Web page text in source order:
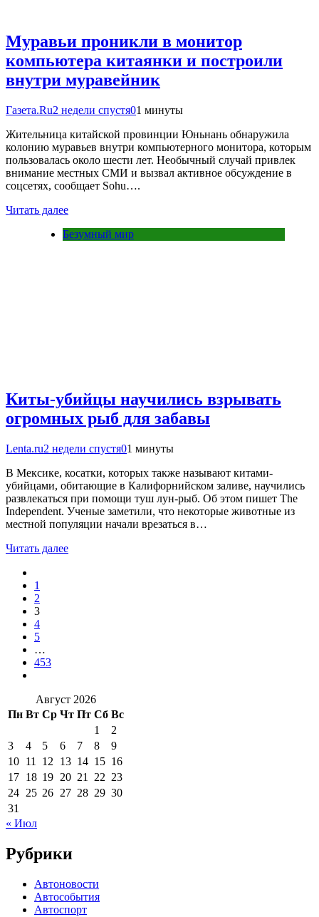
Муравьи проникли в монитор
компьютера китаянки и построили
внутри муравейник
Газета.Ru2 недели спустя01 минуты
Жительница китайской провинции Юньнань обнаружила
колонию муравьев внутри компьютерного монитора, которым
пользовалась около шести лет. Необычный случай привлек
внимание местных СМИ и вызвал активное обсуждение в
соцсетях, сообщает Sohu….
Читать далее
Безумный мир
Киты-убийцы научились взрывать
огромных рыб для забавы
Lenta.ru2 недели спустя01 минуты
В Мексике, косатки, которых также называют китами-
убийцами, обитающие в Калифорнийском заливе, научились
развлекаться при помощи туш лун-рыб. Об этом пишет The
Independent. Ученые заметили, что некоторые животные из
местной популяции начали врезаться в…
Читать далее
1
2
3
4
5
…
453
Август 2026
Пн Вт Ср Чт Пт Сб Вс
1
2
3
4 5 6 7 8
9
10 11 12 13 14 15 16
17 18 19 20 21 22 23
24 25 26 27 28 29 30
31
« Июл
Рубрики
Автоновости
Автособытия
Автоспорт